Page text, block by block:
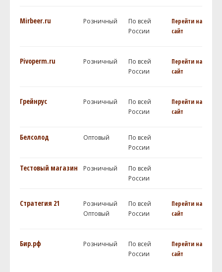
Mirbeer.ru Розничный
По всей
России
Перейти на
сайт
Pivoperm.ru Розничный
По всей
России
Перейти на
сайт
Грейнрус Розничный
По всей
России
Перейти на
сайт
Белсолод Оптовый
По всей
России
Тестовый магазин Розничный
По всей
России
Стратегия 21
Розничный
Оптовый
По всей
России
Перейти на
сайт
Бир.рф Розничный
По всей
России
Перейти на
сайт